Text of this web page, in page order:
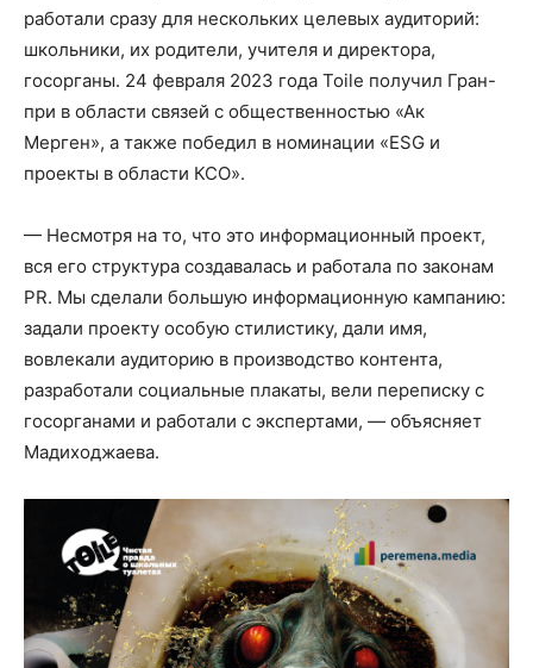
работали сразу для нескольких целевых аудиторий:
школьники, их родители, учителя и директора,
госорганы. 24 февраля 2023 года Toile получил Гран-
при в области связей с общественностью «Ак
Мерген», а также победил в номинации «ESG и
проекты в области КСО».
— Несмотря на то, что это информационный проект,
вся его структура создавалась и работала по законам
PR. Мы сделали большую информационную кампанию:
задали проекту особую стилистику, дали имя,
вовлекали аудиторию в производство контента,
разработали социальные плакаты, вели переписку с
госорганами и работали с экспертами, — объясняет
Мадиходжаева.